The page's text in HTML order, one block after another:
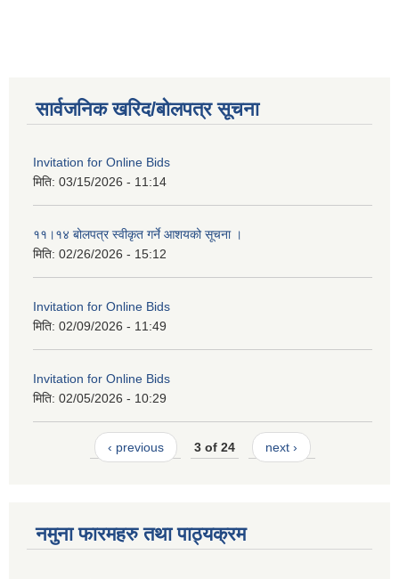
सार्वजनिक खरिद/बोलपत्र सूचना
Invitation for Online Bids
मिति: 03/15/2026 - 11:14
११।१४ बोलपत्र स्वीकृत गर्ने आशयको सूचना ।
मिति: 02/26/2026 - 15:12
Invitation for Online Bids
मिति: 02/09/2026 - 11:49
Invitation for Online Bids
मिति: 02/05/2026 - 10:29
‹ previous 3 of 24 next ›
नमुना फारमहरु तथा पाठ्यक्रम